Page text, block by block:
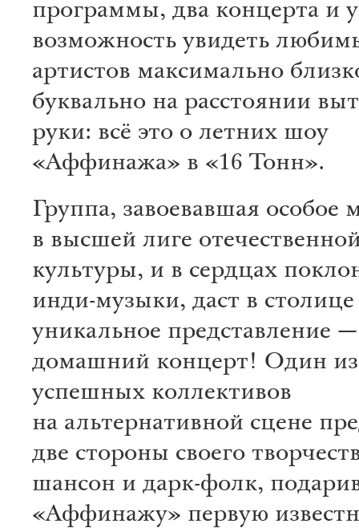
программы, два концерта и
возможность увидеть
артистов максимально
буквально на расстоянии
руки: всё это о летних шоу
«Аффинажа» в «16 Тонн».
Группа, завоевавшая особое
в высшей лиге
культуры, и в сердцах
инди-музыки, даст в столице
уникальное представление
домашний концерт! Один
успешных коллективов
на альтернативной сцене
две стороны своего
шансон и дарк-фолк,
«Аффинажу» первую